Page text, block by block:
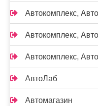
Автокомплекс,
Автокомплекс,
Автокомплекс,
АвтоЛаб
Автомагазин